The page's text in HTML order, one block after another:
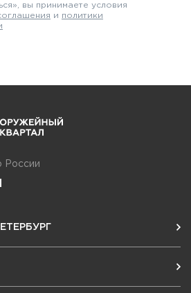
вы принимаете условия
и политики
России